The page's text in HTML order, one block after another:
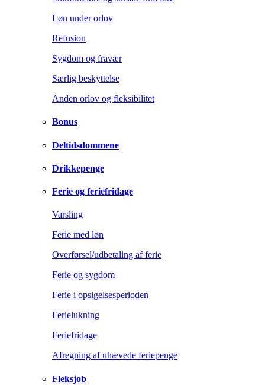
Løn under orlov
Refusion
Sygdom og fravær
Særlig beskyttelse
Anden orlov og fleksibilitet
Bonus
Deltidsdommene
Drikkepenge
Ferie og feriefridage
Varsling
Ferie med løn
Overførsel/udbetaling af ferie
Ferie og sygdom
Ferie i opsigelsesperioden
Ferielukning
Feriefridage
Afregning af uhævede feriepenge
Fleksjob